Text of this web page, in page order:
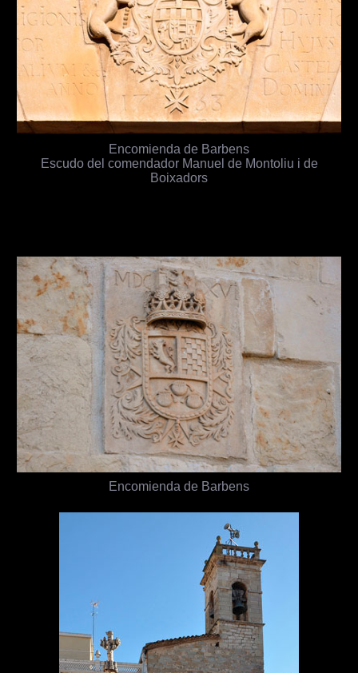
Encomienda de Barbens
Escudo del comendador Manuel de Montoliu i de
Boixadors
Encomienda de Barbens